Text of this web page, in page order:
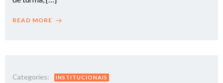
READ MORE
Categories: INSTITUCIONAIS